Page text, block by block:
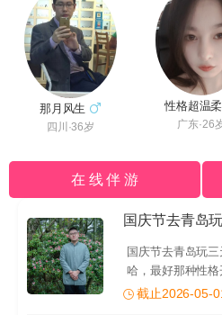
那月风生
四川·36岁
性格超温柔
广东·26
在 线 伴 游
国庆节去青岛玩
哈，最好那种性格
截止2026-05-